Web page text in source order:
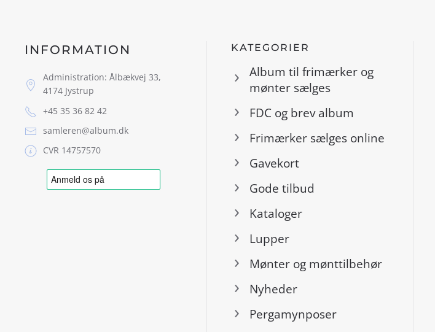
INFORMATION
Administration: Ålbækvej 33,
4174 Jystrup
+45 35 36 82 42
samleren@album.dk
CVR 14757570
KATEGORIER
Album til frimærker og
mønter sælges
FDC og brev album
Frimærker sælges online
Gavekort
Gode tilbud
Kataloger
Lupper
Mønter og mønttilbehør
Nyheder
Pergamynposer